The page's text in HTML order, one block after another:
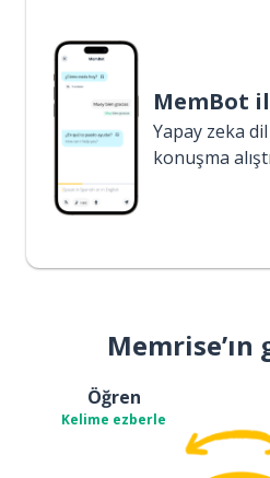
MemBot
Yapay zeka
konuşma
Memrise’ın
Öğren
Kelime ezberle